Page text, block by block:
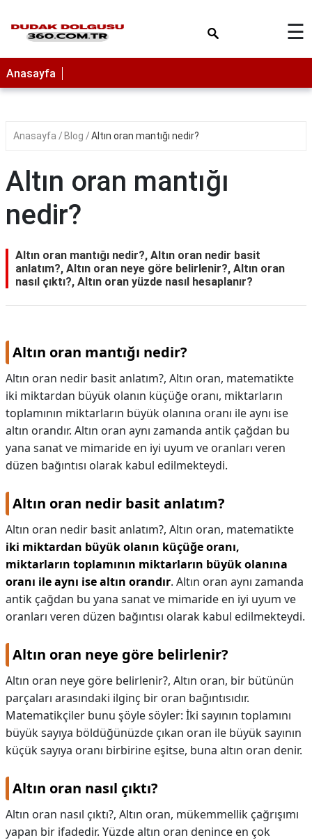
☰
Anasayfa
Anasayfa Blog Altın oran mantığı nedir?
Altın oran mantığı
nedir?
Altın oran mantığı nedir?, Altın oran nedir basit
anlatım?, Altın oran neye göre belirlenir?, Altın oran
nasıl çıktı?, Altın oran yüzde nasıl hesaplanır?
Altın oran mantığı nedir?
Altın oran nedir basit anlatım?, Altın oran, matematikte
iki miktardan büyük olanın küçüğe oranı, miktarların
toplamının miktarların büyük olanına oranı ile aynı ise
altın orandır. Altın oran aynı zamanda antik çağdan bu
yana sanat ve mimaride en iyi uyum ve oranları veren
düzen bağıntısı olarak kabul edilmekteydi.
Altın oran nedir basit anlatım?
Altın oran nedir basit anlatım?, Altın oran, matematikte
iki miktardan büyük olanın küçüğe oranı,
miktarların toplamının miktarların büyük olanına
oranı ile aynı ise altın orandır. Altın oran aynı zamanda
antik çağdan bu yana sanat ve mimaride en iyi uyum ve
oranları veren düzen bağıntısı olarak kabul edilmekteydi.
Altın oran neye göre belirlenir?
Altın oran neye göre belirlenir?, Altın oran, bir bütünün
parçaları arasındaki ilginç bir oran bağıntısıdır.
Matematikçiler bunu şöyle söyler: İki sayının toplamını
büyük sayıya böldüğünüzde çıkan oran ile büyük sayının
küçük sayıya oranı birbirine eşitse, buna altın oran denir.
Altın oran nasıl çıktı?
Altın oran nasıl çıktı?, Altın oran, mükemmellik çağrışımı
yapan bir ifadedir. Yüzde altın oran denince en çok